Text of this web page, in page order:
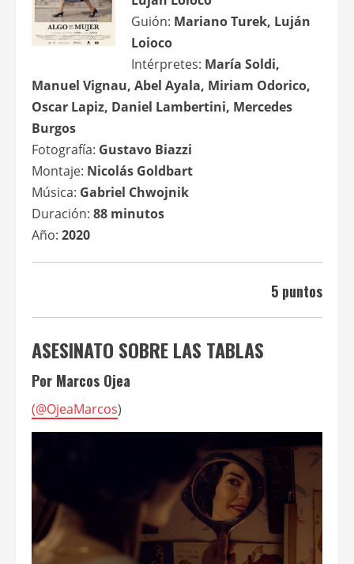
Guión: Mariano Turek, Luján
Loioco
Intérpretes: María Soldi,
Manuel Vignau, Abel Ayala, Miriam Odorico,
Oscar Lapiz, Daniel Lambertini, Mercedes
Burgos
Fotografía: Gustavo Biazzi
Montaje: Nicolás Goldbart
Música: Gabriel Chwojnik
Duración: 88 minutos
Año: 2020
5 puntos
ASESINATO SOBRE LAS TABLAS
Por Marcos Ojea
(@OjeaMarcos)